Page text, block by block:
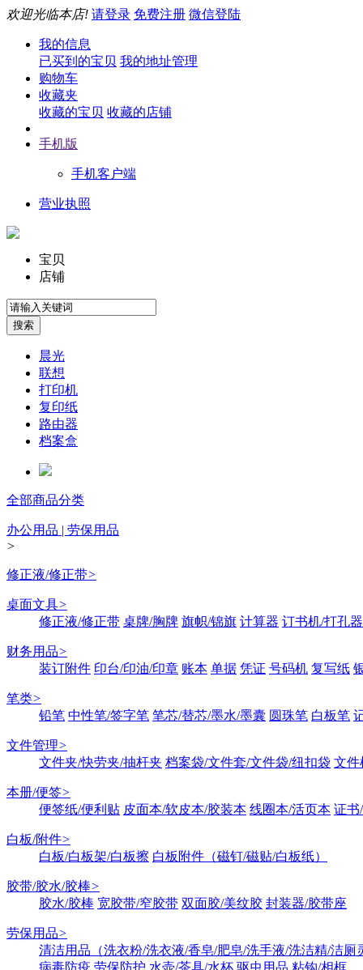
欢迎光临本店! 请登录 免费注册 微信登陆
我的信息
已买到的宝贝 我的地址管理
购物车
收藏夹
收藏的宝贝 收藏的店铺
手机版
手机客户端
营业执照
宝贝
店铺
晨光
联想
打印机
复印纸
路由器
档案盒
全部商品分类
办公用品 | 劳保用品
>
修正液/修正带>
桌面文具>
修正液/修正带 桌牌/胸牌 旗帜/锦旗 计算器 订书机/打孔器
财务用品>
装订附件 印台/印油/印章 账本 单据 凭证 号码机 复写纸
笔类>
铅笔 中性笔/签字笔 笔芯/替芯/墨水/墨囊 圆珠笔 白板笔
文件管理>
文件夹/快劳夹/抽杆夹 档案袋/文件套/文件袋/纽扣袋 文件
本册/便签>
便签纸/便利贴 皮面本/软皮本/胶装本 线圈本/活页本 证书
白板/附件>
白板/白板架/白板擦 白板附件（磁钉/磁贴/白板纸）
胶带/胶水/胶棒>
胶水/胶棒 宽胶带/窄胶带 双面胶/美纹胶 封装器/胶带座
劳保用品>
清洁用品（洗衣粉/洗衣液/香皂/肥皂/洗手液/洗洁精/洁厕
病毒防疫 劳保防护 水壶/茶具/水杯 驱虫用品 粘钩/相框